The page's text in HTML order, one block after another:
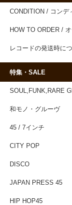
CONDITION / コンデ
HOW TO ORDER /
レコードの発送時に
特集・SALE
SOUL,FUNK,RARE
和モノ・グルーヴ
45 / 7インチ
CITY POP
DISCO
JAPAN PRESS 45
HIP HOP45